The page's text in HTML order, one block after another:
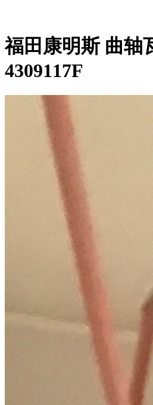
福田康明斯 曲轴
4309117F